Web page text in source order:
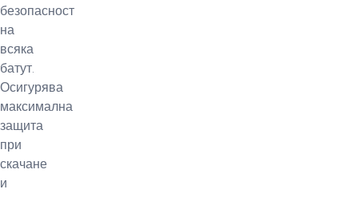
безопасност
на
всяка
батут.
Осигурява
максимална
защита
при
скачане
и